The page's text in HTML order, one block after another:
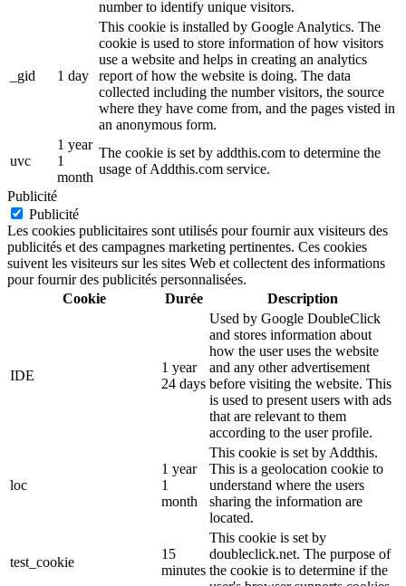
number to identify unique visitors.
_gid 1 day
This cookie is installed by Google Analytics. The
cookie is used to store information of how visitors
use a website and helps in creating an analytics
report of how the website is doing. The data
collected including the number visitors, the source
where they have come from, and the pages visted in
an anonymous form.
uvc
1 year
1
month
The cookie is set by addthis.com to determine the
usage of Addthis.com service.
Publicité
Publicité
Les cookies publicitaires sont utilisés pour fournir aux visiteurs des
publicités et des campagnes marketing pertinentes. Ces cookies
suivent les visiteurs sur les sites Web et collectent des informations
pour fournir des publicités personnalisées.
Cookie
Durée Description
IDE
1 year
24 days
Used by Google DoubleClick
and stores information about
how the user uses the website
and any other advertisement
before visiting the website. This
is used to present users with ads
that are relevant to them
according to the user profile.
loc
1 year
1
month
This cookie is set by Addthis.
This is a geolocation cookie to
understand where the users
sharing the information are
located.
test_cookie
15
minutes
This cookie is set by
doubleclick.net. The purpose of
the cookie is to determine if the